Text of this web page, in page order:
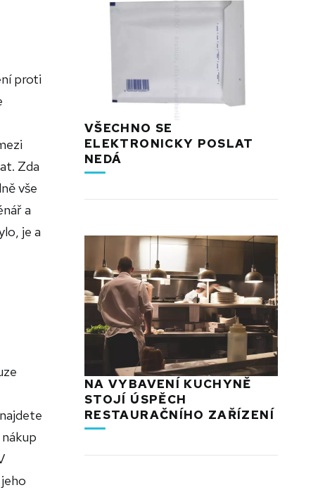
proti
Zda
vše
a
je a
VŠECHNO SE
ELEKTRONICKY POSLAT
NEDÁ
NA VYBAVENÍ KUCHYNĚ
STOJÍ ÚSPĚCH
RESTAURAČNÍHO ZAŘÍZENÍ